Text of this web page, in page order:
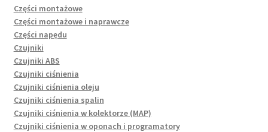
Części montażowe
Części montażowe i naprawcze
Części napędu
Czujniki
Czujniki ABS
Czujniki ciśnienia
Czujniki ciśnienia oleju
Czujniki ciśnienia spalin
Czujniki ciśnienia w kolektorze (MAP)
Czujniki ciśnienia w oponach i programatory